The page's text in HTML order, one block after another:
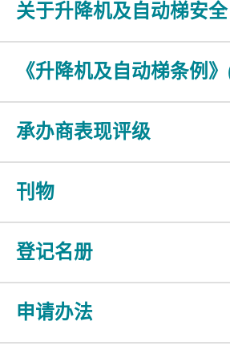
关于升降机及自动梯安全
《升降机及自动梯条例
承办商表现评级
刊物
登记名册
申请办法